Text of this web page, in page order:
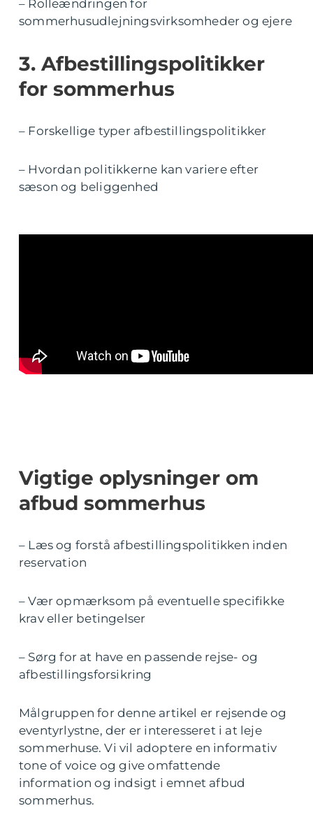
– Rolleændringen for
sommerhusudlejningsvirksomheder og ejere
3. Afbestillingspolitikker
for sommerhus
– Forskellige typer afbestillingspolitikker
– Hvordan politikkerne kan variere efter
sæson og beliggenhed
Vigtige oplysninger om
afbud sommerhus
– Læs og forstå afbestillingspolitikken inden
reservation
– Vær opmærksom på eventuelle specifikke
krav eller betingelser
– Sørg for at have en passende rejse- og
afbestillingsforsikring
Målgruppen for denne artikel er rejsende og
eventyrlystne, der er interesseret i at leje
sommerhuse. Vi vil adoptere en informativ
tone of voice og give omfattende
information og indsigt i emnet afbud
sommerhus.